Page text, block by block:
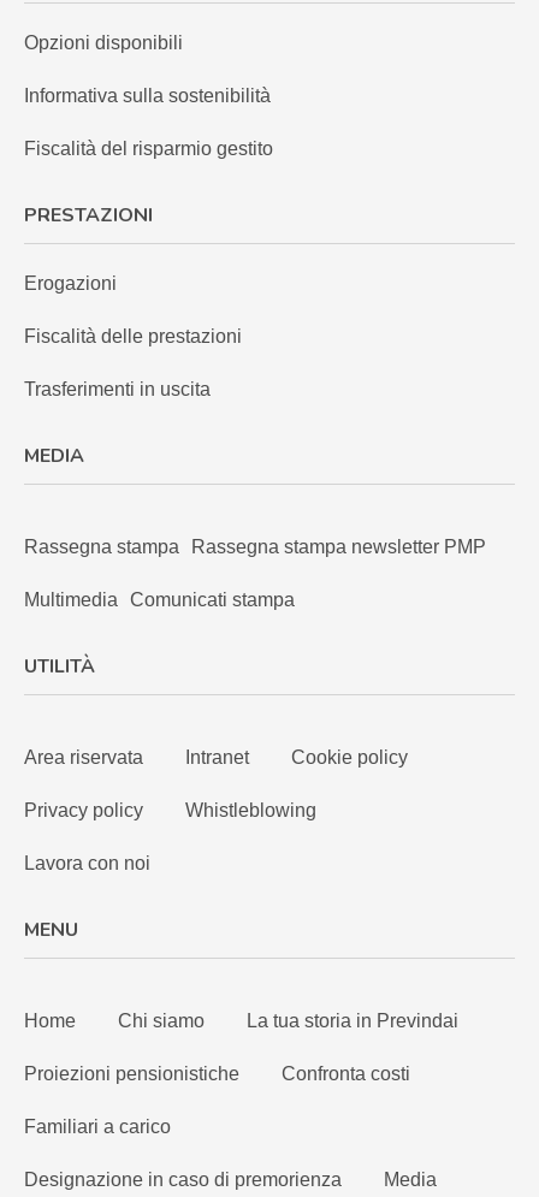
Opzioni disponibili
Informativa sulla sostenibilità
Fiscalità del risparmio gestito
PRESTAZIONI
Erogazioni
Fiscalità delle prestazioni
Trasferimenti in uscita
MEDIA
Rassegna stampa Rassegna stampa newsletter PMP
Multimedia Comunicati stampa
UTILITÀ
Area riservata Intranet Cookie policy
Privacy policy Whistleblowing
Lavora con noi
MENU
Home Chi siamo La tua storia in Previndai
Proiezioni pensionistiche Confronta costi
Familiari a carico
Designazione in caso di premorienza Media